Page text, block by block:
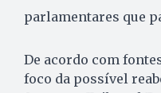
parlamentares que
De acordo com
foco da possível